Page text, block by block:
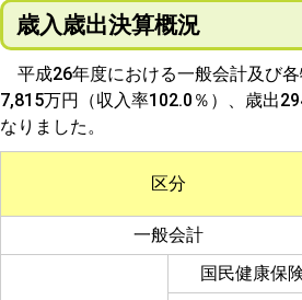
歳入歳出決算概況
平成26年度における一般会計及び
7,815万円（収入率102.0％）、歳出
なりました。
区分
一般会計
国民健康保